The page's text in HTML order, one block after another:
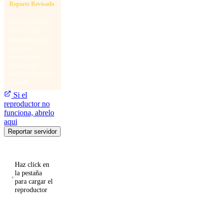
Reporte Revisado
Si el
reproductor no
funciona, abrelo
aqui
Reportar servidor
Haz click en
la pestaña
para cargar el
reproductor